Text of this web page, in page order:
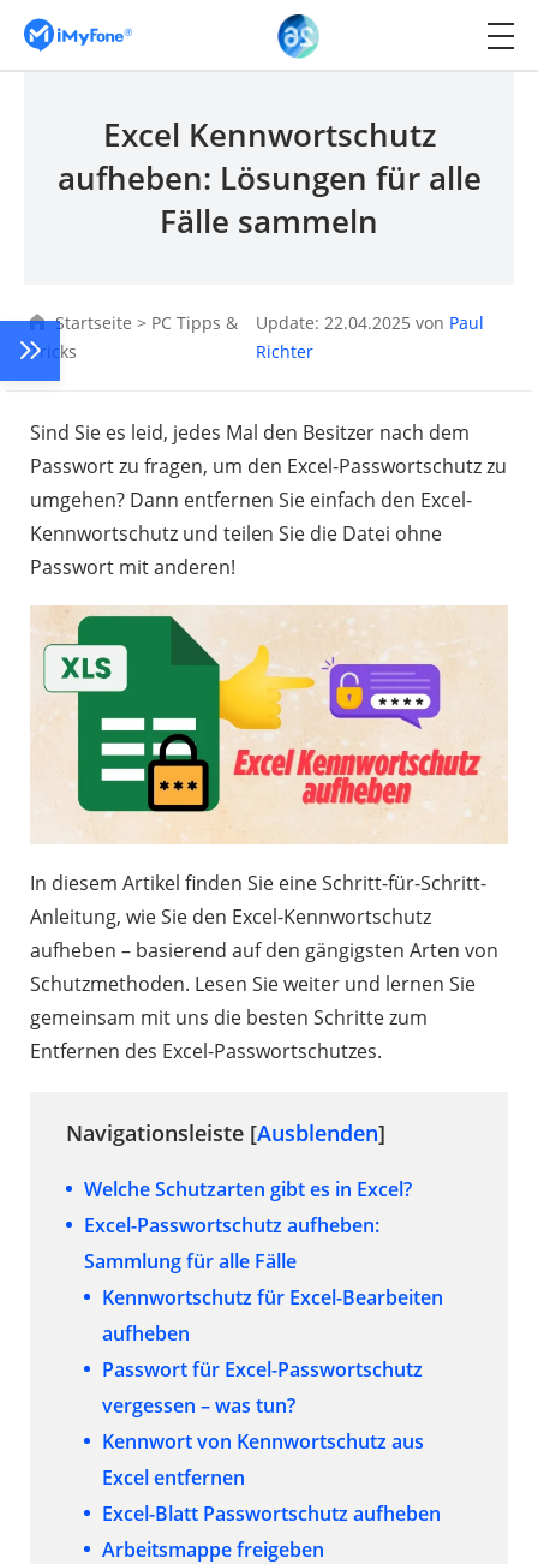
Excel Kennwortschutz
aufheben: Lösungen für alle
Fälle sammeln
Startseite > PC Tipps &
Tricks
Update: 22.04.2025 von Paul
Richter
Sind Sie es leid, jedes Mal den Besitzer nach dem
Passwort zu fragen, um den Excel-Passwortschutz zu
umgehen? Dann entfernen Sie einfach den Excel-
Kennwortschutz und teilen Sie die Datei ohne
Passwort mit anderen!
In diesem Artikel finden Sie eine Schritt-für-Schritt-
Anleitung, wie Sie den Excel-Kennwortschutz
aufheben – basierend auf den gängigsten Arten von
Schutzmethoden. Lesen Sie weiter und lernen Sie
gemeinsam mit uns die besten Schritte zum
Entfernen des Excel-Passwortschutzes.
Navigationsleiste [Ausblenden]
Welche Schutzarten gibt es in Excel?
Excel-Passwortschutz aufheben:
Sammlung für alle Fälle
Kennwortschutz für Excel-Bearbeiten
aufheben
Passwort für Excel-Passwortschutz
vergessen – was tun?
Kennwort von Kennwortschutz aus
Excel entfernen
Excel-Blatt Passwortschutz aufheben
Arbeitsmappe freigeben